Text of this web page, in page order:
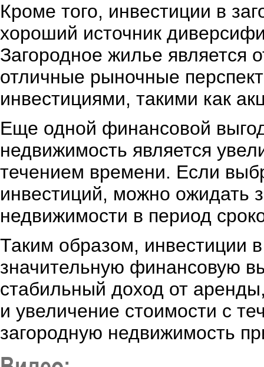
Кроме того, инвестиции в
хороший источник
Загородное жилье является
отличные рыночные
инвестициями, такими как
Еще одной финансовой
недвижимость является
течением времени. Если
инвестиций, можно ожидать
недвижимости в период
Таким образом, инвестиции
значительную финансовую
стабильный доход от
и увеличение стоимости с
загородную недвижимость